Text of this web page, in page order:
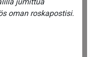
oman roskapostisi.